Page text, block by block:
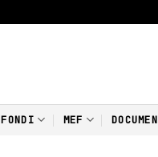
FONDI MEF